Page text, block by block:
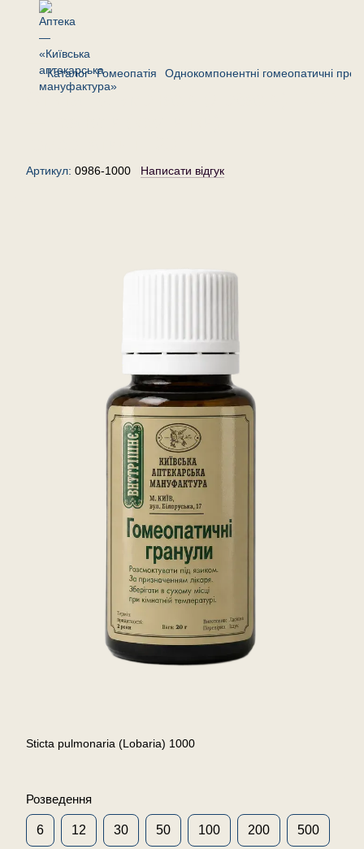
Каталог Гомеопатія Однокомпонентні гомеопатичні
Стікта пульмонарія (Лобарія) 1000
Артикул: 0986-1000 Написати відгук
Sticta pulmonaria (Lobaria) 1000
Розведення
6 12 30 50 100 200 500